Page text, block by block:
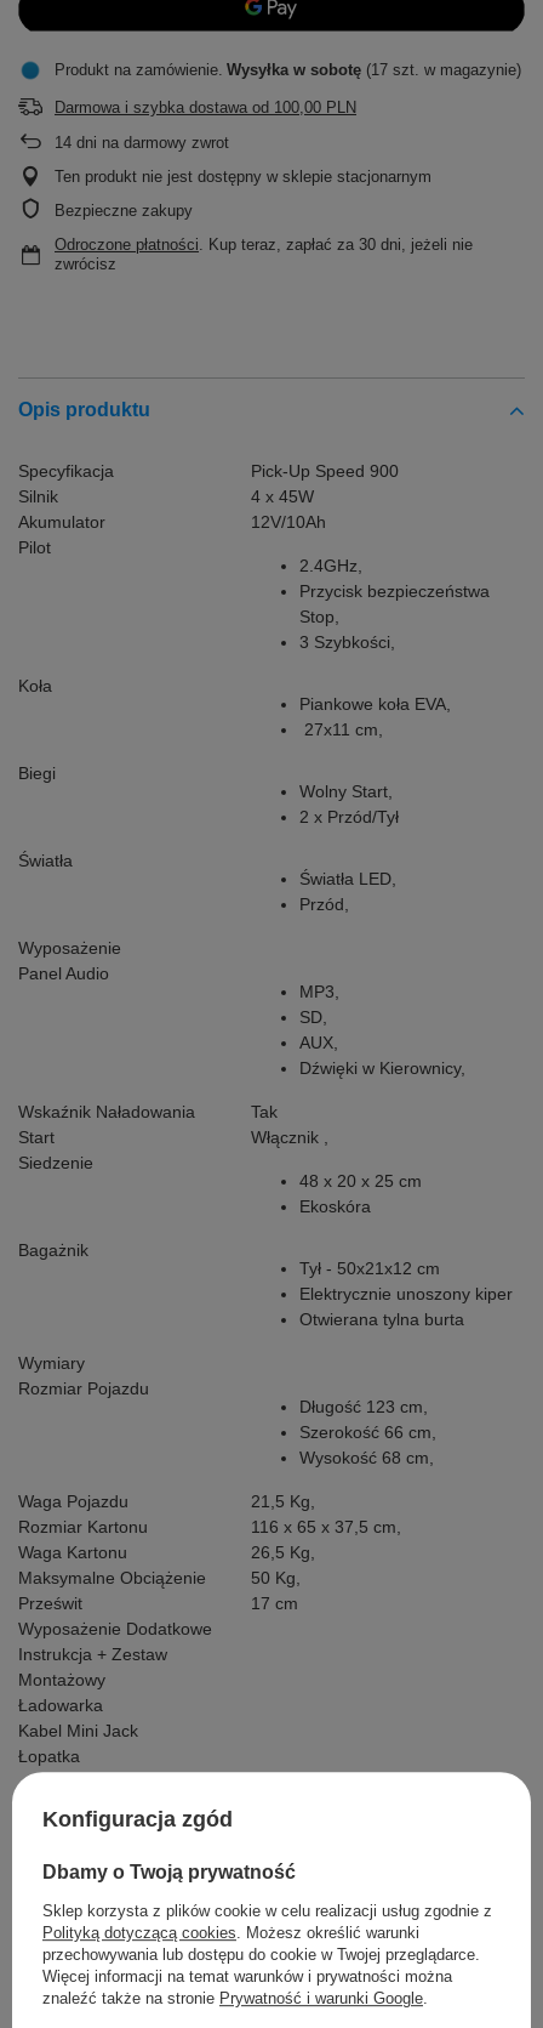
Produkt na zamówienie Wysyłka w sobotę (17 szt. w magazynie)
Darmowa i szybka dostawa od 100,00 PLN
14 dni na darmowy zwrot
Ten produkt nie jest dostępny w sklepie stacjonarnym
Bezpieczne zakupy
Odroczone płatności. Kup teraz, zapłać za 30 dni, jeżeli nie
zwrócisz
Opis produktu
Specyfikacja
Pick-Up Speed 900
Silnik
4 x 45W
Akumulator
12V/10Ah
Pilot
2.4GHz,
Przycisk bezpieczeństwa
Stop,
3 Szybkości,
Koła
Piankowe koła EVA,
27x11 cm,
Biegi
Wolny Start,
2 x Przód/Tył
Światła
Światła LED,
Przód,
Wyposażenie
Panel Audio
MP3,
SD,
AUX,
Dźwięki w Kierownicy,
Wskaźnik Naładowania
Tak
Start
Włącznik ,
Siedzenie
48 x 20 x 25 cm
Ekoskóra
Bagażnik
Tył - 50x21x12 cm
Elektrycznie unoszony kiper
Otwierana tylna burta
Wymiary
Rozmiar Pojazdu
Długość 123 cm,
Szerokość 66 cm,
Wysokość 68 cm,
Waga Pojazdu
21,5 Kg,
Rozmiar Kartonu
116 x 65 x 37,5 cm,
Waga Kartonu
26,5 Kg,
Maksymalne Obciążenie
50 Kg,
Prześwit
17 cm
Wyposażenie Dodatkowe
Instrukcja + Zestaw
Montażowy
Ładowarka
Kabel Mini Jack
Łopatka
Szczegółowe dane
Opinie
Konfiguracja zgód
Dbamy o Twoją prywatność
Sklep korzysta z plików cookie w celu realizacji usług zgodnie z
Polityką dotyczącą cookies . Możesz określić warunki
przechowywania lub dostępu do cookie w Twojej przeglądarce.
Więcej informacji na temat warunków i prywatności można
znaleźć także na stronie Prywatność i warunki Google